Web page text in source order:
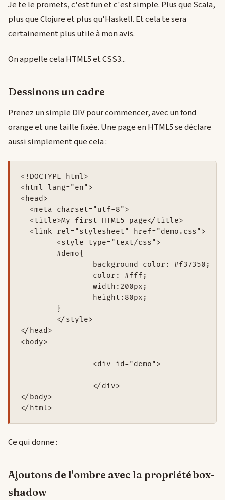
Je te le promets, c'est fun et c'est simple. Plus que Scala,
plus que Clojure et plus qu'Haskell. Et cela te sera
certainement plus utile à mon avis.
On appelle cela HTML5 et CSS3...
Dessinons un cadre
Prenez un simple DIV pour commencer, avec un fond
orange et une taille fixée. Une page en HTML5 se déclare
aussi simplement que cela :
<!DOCTYPE html>
<html lang="en">
<head>
  <meta charset="utf-8">
  <title>My first HTML5 page</title>
  <link rel="stylesheet" href="demo.css">
	#demo{
		width:200px;
</head>
<body>
</body>
Ce qui donne :
Ajoutons de l'ombre avec la propriété box-
shadow